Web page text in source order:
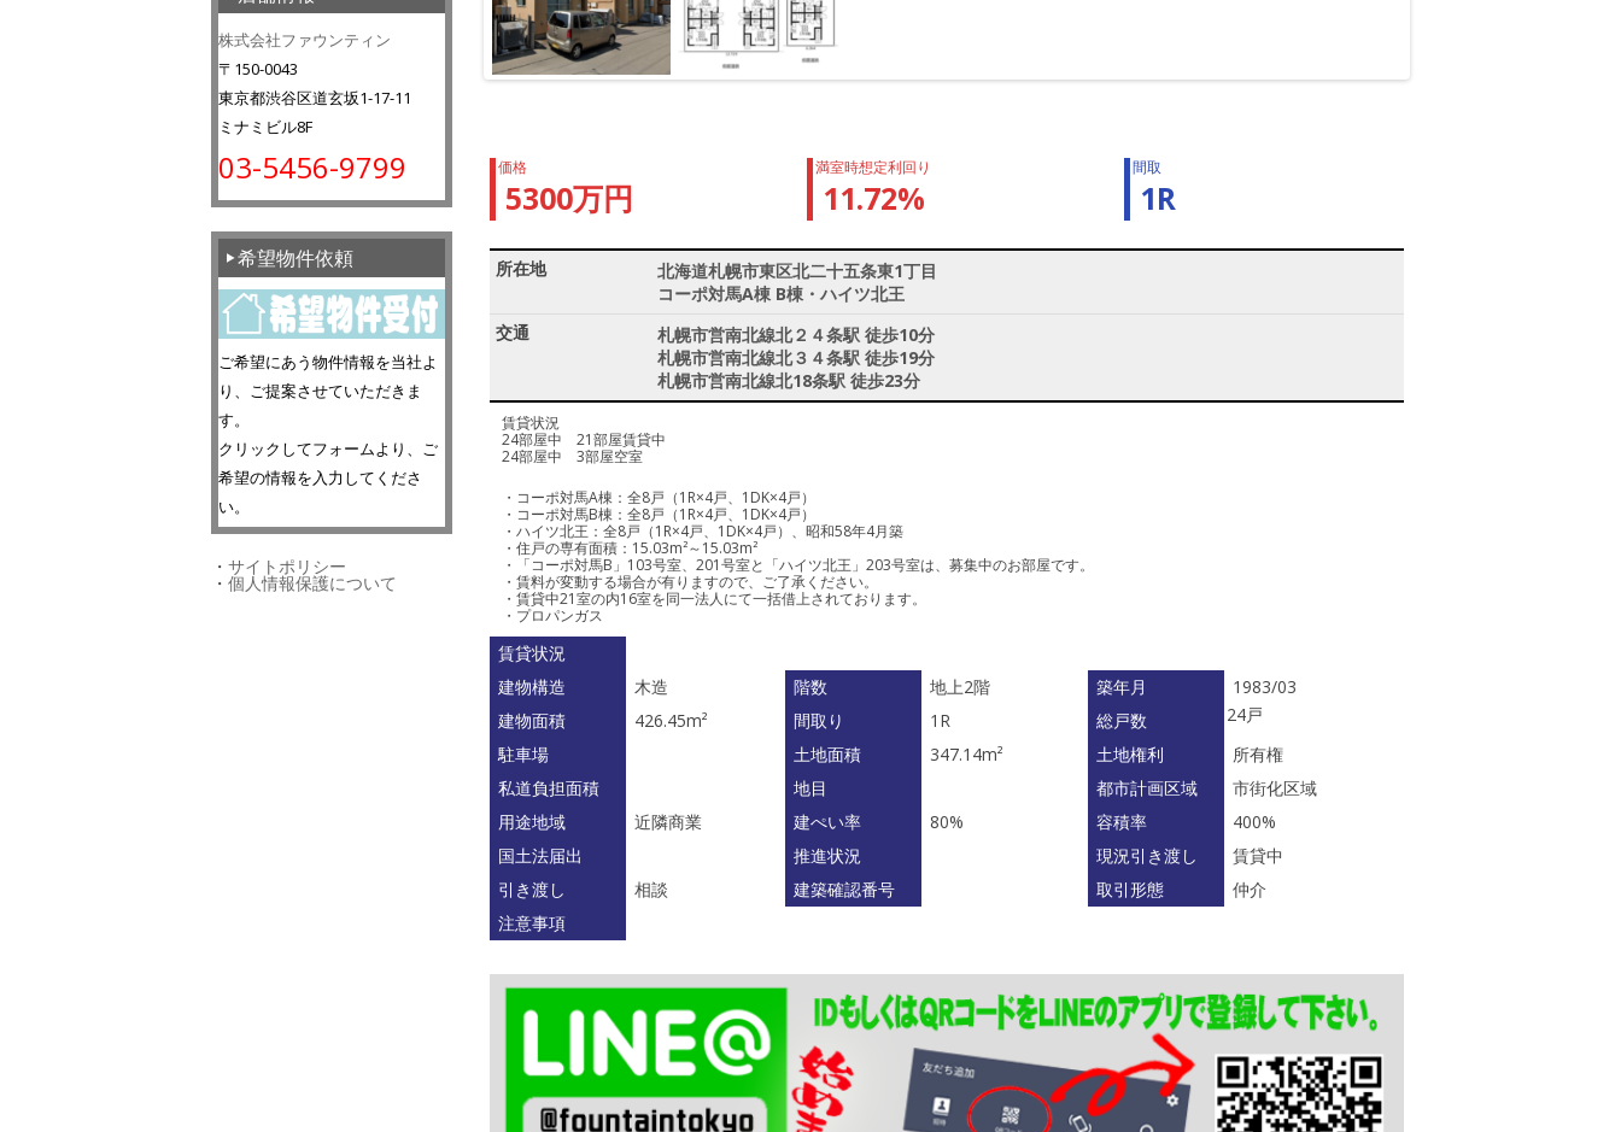
価格
5300万円
満室時想定利回り
11.72%
間取
1R
所在地
北海道札幌市東区北二十五条東1丁目
コーポ対馬A棟 B棟・ハイツ北王
交通
札幌市営南北線北２４条駅 徒歩10分
札幌市営南北線北３４条駅 徒歩19分
札幌市営南北線北18条駅 徒歩23分
賃貸状況
24部屋中 21部屋賃貸中
24部屋中 3部屋空室
・コーポ対馬A棟：全8戸（1R×4戸、1DK×4戸）
・コーポ対馬B棟：全8戸（1R×4戸、1DK×4戸）
・ハイツ北王：全8戸（1R×4戸、1DK×4戸）、昭和58年4月築
・住戸の専有面積：15.03m²～15.03m²
・「コーポ対馬B」103号室、201号室と「ハイツ北王」203号室は、募集中のお部屋です。
・賃料が変動する場合が有りますので、ご了承ください。
・賃貸中21室の内16室を同一法人にて一括借上されております。
・プロパンガス
賃貸状況
建物構造
木造 階数 地上2階 築年月
1983/03
建物面積
426.45m² 間取り 1R 総戸数
24戸
駐車場
土地面積 347.14m² 土地権利
所有権
私道負担面積
地目 都市計画区域
市街化区域
用途地域
近隣商業 建ぺい率 80% 容積率
400%
国土法届出
推進状況 現況引き渡し
賃貸中
引き渡し
相談 建築確認番号 取引形態
仲介
注意事項
株式会社ファウンティン
〒150-0043
東京都渋谷区道玄坂1-17-11
ミナミビル8F
03-5456-9799
希望物件依頼
ご希望にあう物件情報を当社よ
り、ご提案させていただきま
す。
クリックしてフォームより、ご
希望の情報を入力してくださ
い。
・ サイトポリシー
・ 個人情報保護について